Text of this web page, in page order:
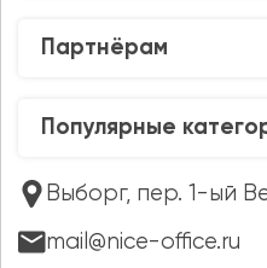
Партнёрам
Популярные
Выборг, пер. 1-ый
mail@nice-office.ru